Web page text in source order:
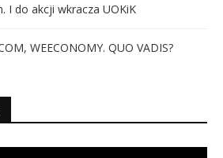
I do akcji wkracza UOKiK
WEECONOMY. QUO VADIS?